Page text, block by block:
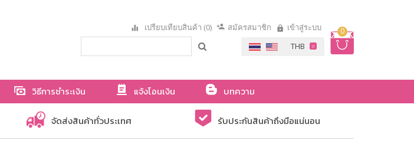
0
เปรียบเทียบสินค้า (0) สมัครสมาชิก เข้าสู่ระบบ
วิธีการชำระเงิน แจ้งโอนเงิน
บทความ
จัดส่งสินค้าทั่วประเทศ รับประกันสินค้าถึงมือแน่นอน